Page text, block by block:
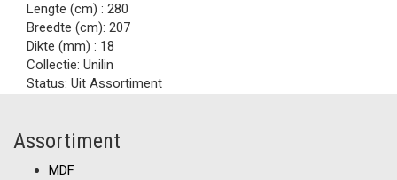
Lengte (cm) : 280
Breedte (cm): 207
Dikte (mm) : 18
Collectie: Unilin
Status: Uit Assortiment
Assortiment
MDF